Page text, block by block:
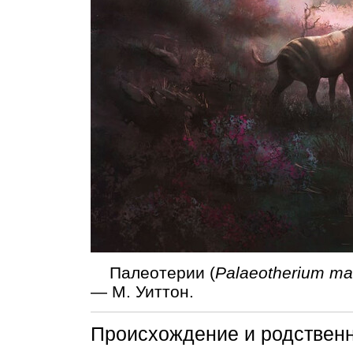
Палеотерии (Palaeotherium
— М. Уиттон.
Происхождение и